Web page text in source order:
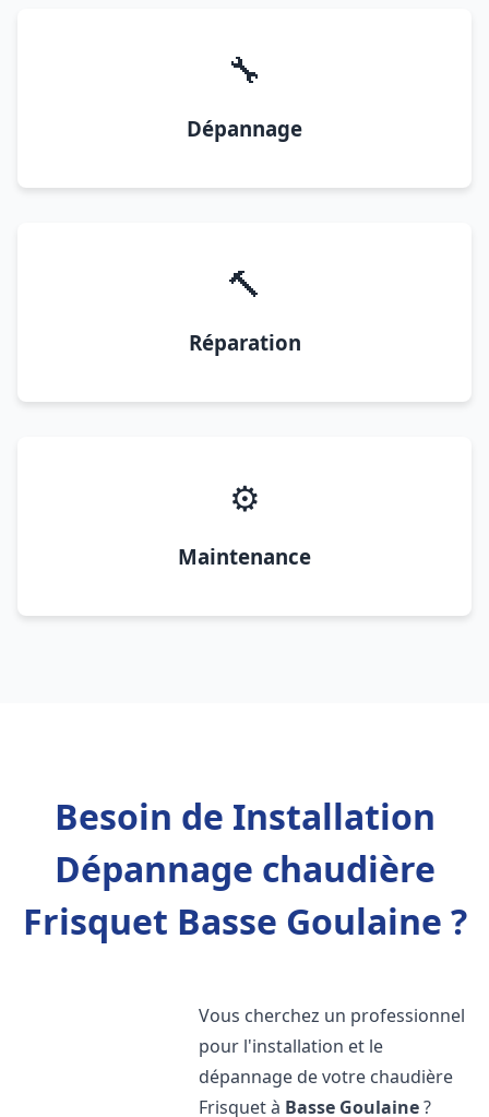
🔧
Dépannage
🔨
Réparation
⚙️
Maintenance
Besoin de Installation
Dépannage chaudière
Frisquet Basse Goulaine ?
Vous cherchez un professionnel
pour l'installation et le
dépannage de votre chaudière
Frisquet à Basse Goulaine?